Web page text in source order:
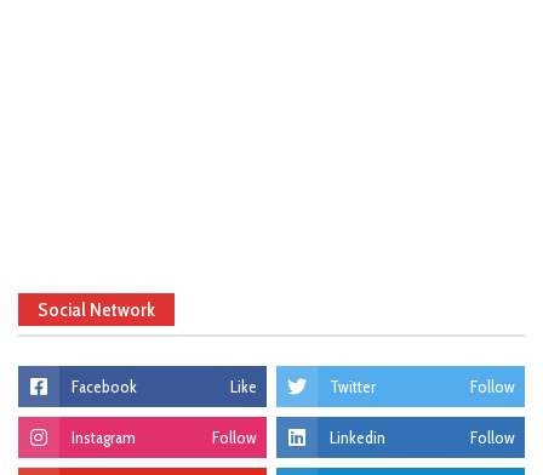
Social Network
Facebook Like Twitter Follow
Instagram Follow Linkedin Follow